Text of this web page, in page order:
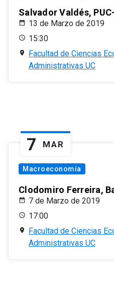
Salvador Valdés,
13 de Marzo de 2019
15:30
Facultad de Ciencias
Administrativas UC
7 MAR
Macroeconomía
Clodomiro Ferreira,
7 de Marzo de 2019
17:00
Facultad de Ciencias
Administrativas UC